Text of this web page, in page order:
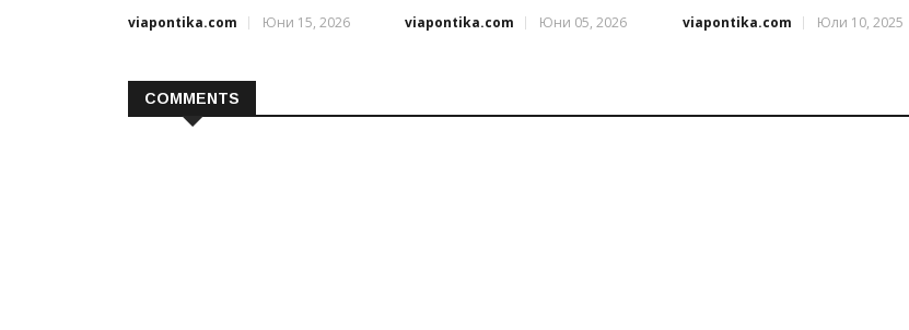
viapontika.com
Юни 15, 2026
viapontika.com
Юни 05, 2026
viapontika.com
Юли 10, 2025
COMMENTS